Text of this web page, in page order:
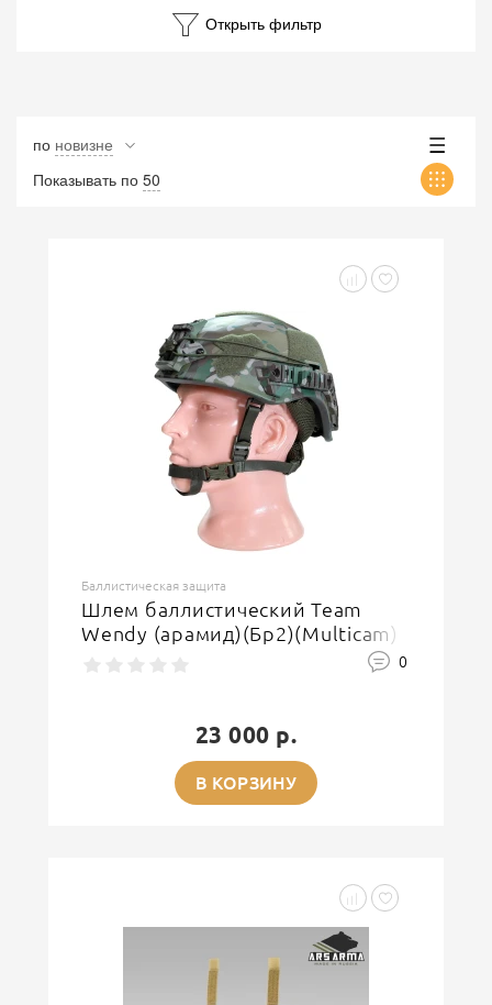
Открыть фильтр
по новизне
Показывать по 50
Баллистическая защита
Шлем баллистический Team
Wendy (арамид)(Бр2)(Multicam)
0
23 000 р.
В КОРЗИНУ